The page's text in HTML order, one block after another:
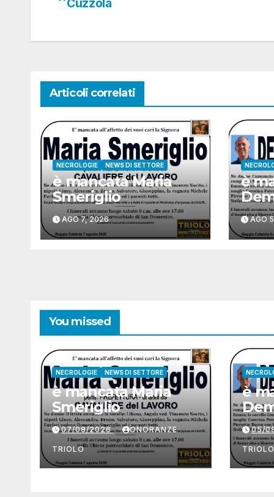
Cuzzola
Articoli correlati
NECROLOGIE NEWS DI SETTORE
è mancata Maria
Smeriglio
AGO 7, 2026
è
AGO
You missed
NECROLOGIE NEWS DI SETTORE
è mancata Maria
Smeriglio
07/08/2026 ONORANZE
TRIOLO
è
05/
TRIOLO